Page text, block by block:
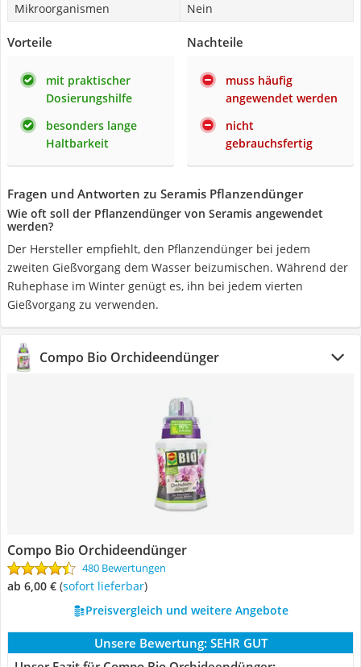
Mikroorganismen
Nein
Vorteile
mit praktischer
Dosierungshilfe
besonders lange
Haltbarkeit
Nachteile
muss häufig
angewendet werden
nicht
gebrauchsfertig
Fragen und Antworten zu Seramis Pflanzendünger
Wie oft soll der Pflanzendünger von Seramis angewendet
werden?
Der Hersteller empfiehlt, den Pflanzendünger bei jedem
zweiten Gießvorgang dem Wasser beizumischen. Während der
Ruhephase im Winter genügt es, ihn bei jedem vierten
Gießvorgang zu verwenden.
Compo Bio Orchideendünger
Compo Bio Orchideendünger
480 Bewertungen
ab 6,00 € ( Sofort lieferbar)
Preisvergleich und weitere Angebote
Unsere Bewertung: SEHR GUT